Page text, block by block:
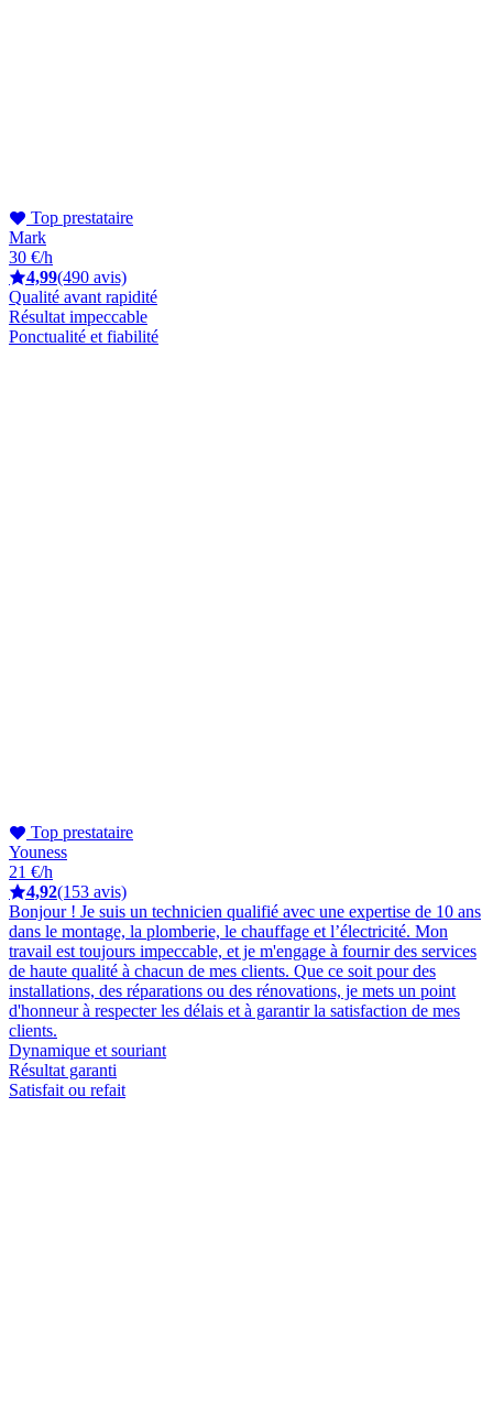
Top prestataire
Mark
30 €/h
4,99(490 avis)
Qualité avant rapidité
Résultat impeccable
Ponctualité et fiabilité
Top prestataire
Youness
21 €/h
4,92(153 avis)
Bonjour ! Je suis un technicien qualifié avec une expertise de 10 ans
dans le montage, la plomberie, le chauffage et l’électricité. Mon
travail est toujours impeccable, et je m'engage à fournir des services
de haute qualité à chacun de mes clients. Que ce soit pour des
installations, des réparations ou des rénovations, je mets un point
d'honneur à respecter les délais et à garantir la satisfaction de mes
clients.
Dynamique et souriant
Résultat garanti
Satisfait ou refait